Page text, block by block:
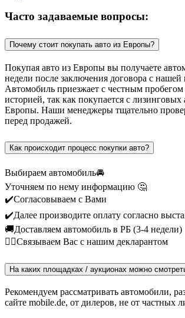
Часто задаваемые вопросы:
Почему стоит покупать авто из Европы?
Покупая авто из Европы вы получаете
недели после заключения договора с нашей
Автомобиль приезжает с честным пробегом
историей, так как покупается с лизинговых
Европы. Наши менеджеры тщательно
перед продажей.
Как происходит процесс покупки авто?
Выбираем автомобиль🚘
Уточняем по нему информацию 🤔
✔️Согласовываем с Вами
✔️Далее производите оплату согласно
🚚Доставляем автомобиль в РБ (3-4 недели)
🙎‍♂️Связываем Вас с нашим декларантом
На каких площадках / аукционах можно
Рекомендуем рассматривать автомобили,
сайте mobile.de, от дилеров, не от частных